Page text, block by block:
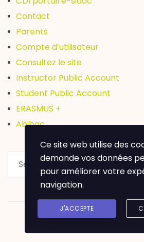
Contact
Parents
Compte d’utilisateur
Consultez le site
Instructor Public Account
Student Public Account
ERASMUS +
Abibac
Ce site web utilise des
demande vos données
pour améliorer votre
navigation.
J'ACCEPTE